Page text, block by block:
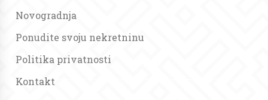
Novogradnja
Ponudite svoju nekretninu
Politika privatnosti
Kontakt